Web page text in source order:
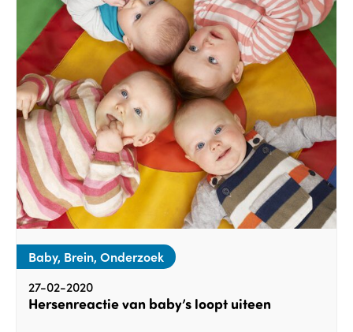
Baby, Brein, Onderzoek
27-02-2020
Hersenreactie van baby’s loopt uiteen